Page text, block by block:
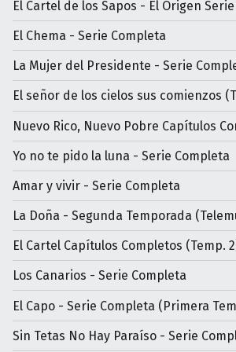
El Cartel de los Sapos - El Origen
El Chema - Serie Completa
La Mujer del Presidente - Serie
El señor de los cielos sus comienzos
Nuevo Rico, Nuevo Pobre Capítulos
Yo no te pido la luna - Serie Completa
Amar y vivir - Serie Completa
La Doña - Segunda Temporada
El Cartel Capítulos Completos (Temp.
Los Canarios - Serie Completa
El Capo - Serie Completa (Primera
Sin Tetas No Hay Paraíso - Serie